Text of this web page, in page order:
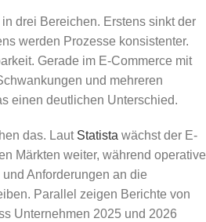
drei Bereichen. Erstens sinkt der
werden Prozesse konsistenter.
Gerade im E-Commerce mit
und mehreren
einen deutlichen Unterschied.
das. Laut Statista wächst der E-
Märkten weiter, während operative
Anforderungen an die
Parallel zeigen Berichte von
Unternehmen 2025 und 2026